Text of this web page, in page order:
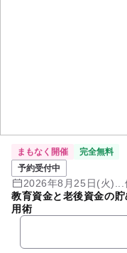
まもなく開催
完全無料
予約受付中
2026年8月25日(火)...
教育資金と老後資金の
用術